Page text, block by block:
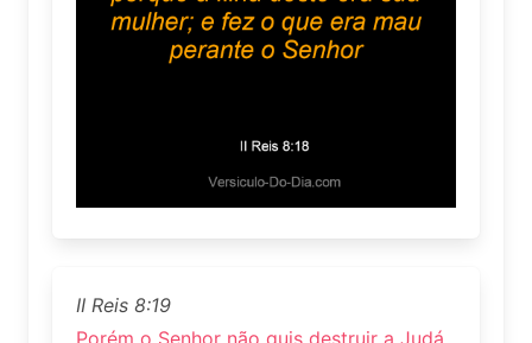
II Reis 8:19
Porém o Senhor não quis destruir a Judá